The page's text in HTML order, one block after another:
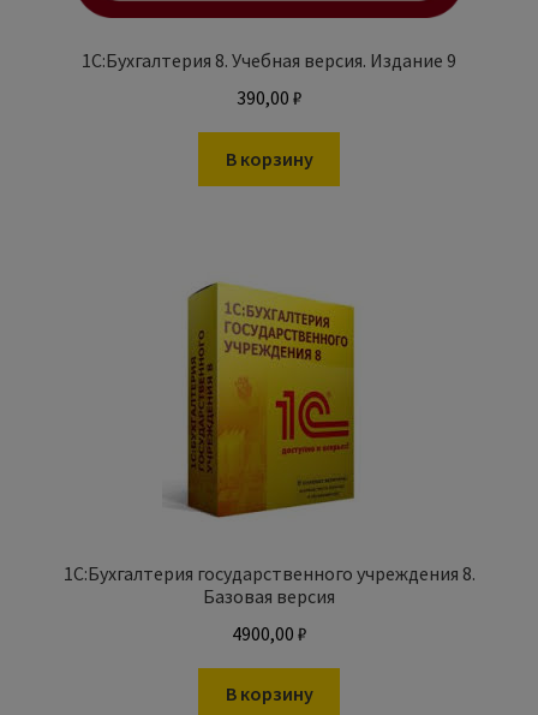
1С:Бухгалтерия 8. Учебная версия. Издание 9
390,00 ₽
В корзину
1С:Бухгалтерия государственного учреждения 8.
Базовая версия
4900,00 ₽
В корзину